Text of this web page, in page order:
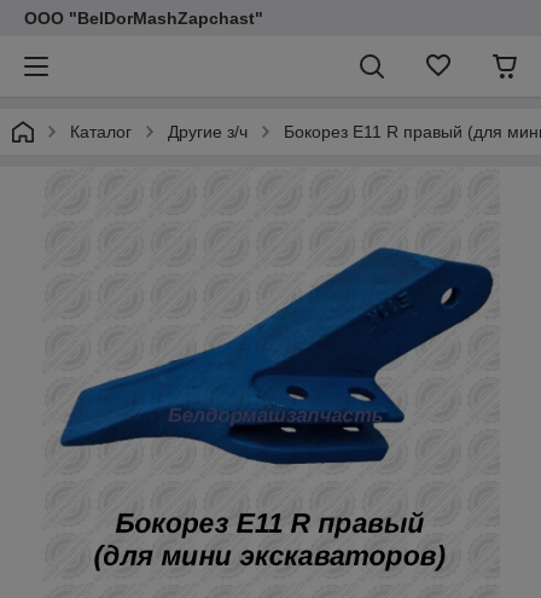
ООО "BelDorMashZapchast"
Каталог Другие з/ч Бокорез E11 R правый (для